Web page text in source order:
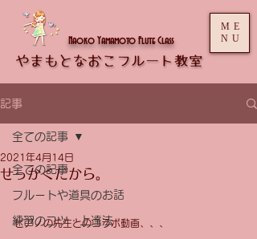
Naoko Yamamoto Flute Class
ME
NU
記事
全ての記事
フルートや道具のお話
練習のコツ・上達法
全ての記事
せっかくだから。
2021年4月14日
ピアノの先生とのコラボ動画、、、